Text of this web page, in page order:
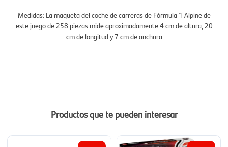
Medidas: La maqueta del coche de carreras de Fórmula 1 Alpine de
este juego de 258 piezas mide aproximadamente 4 cm de altura, 20
cm de longitud y 7 cm de anchura
Productos que te pueden interesar